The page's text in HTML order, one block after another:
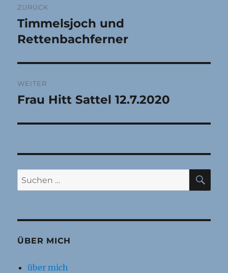
ZURÜCK
Vorheriger
Beitrag:
Timmelsjoch und
Rettenbachferner
WEITER
Nächster
Frau Hitt Sattel 12.7.2020
Suchen
nach:
ÜBER MICH
über mich